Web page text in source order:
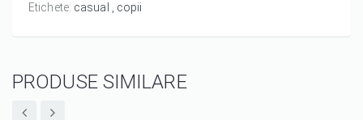
Etichete: casual copii
PRODUSE SIMILARE